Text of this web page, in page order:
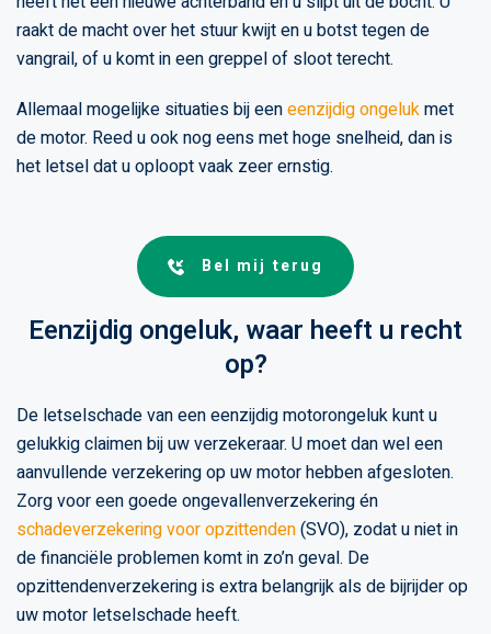
raakt de macht over het stuur kwijt en u botst tegen de
vangrail, of u komt in een greppel of sloot terecht.
Allemaal mogelijke situaties bij eeneenzijdig ongelukmet
de motor. Reed u ook nog eens met hoge snelheid, dan is
het letsel dat u oploopt vaak zeer ernstig.
Bel mij terug
Eenzijdig ongeluk, waar heeft u recht
op?
De letselschade van een eenzijdig motorongeluk kunt u
gelukkig claimen bij uw verzekeraar. U moet dan wel een
aanvullende verzekering op uw motor hebben afgesloten.
Zorg voor een goede ongevallenverzekering én
schadeverzekering voor opzittenden(SVO), zodat u niet in
de financiële problemen komt in zo’n geval. De
opzittendenverzekering is extra belangrijk als de bijrijder op
uw motor letselschade heeft.